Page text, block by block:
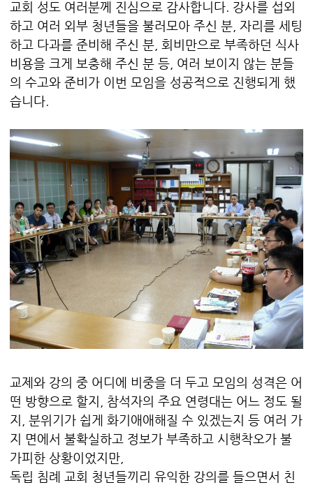
교회 성도 여러분께 진심으로 감사합니다. 강사를 섭외
하고 여러 외부 청년들을 불러모아 주신 분, 자리를 세팅
하고 다과를 준비해 주신 분, 회비만으로 부족하던 식사
비용을 크게 보충해 주신 분 등, 여러 보이지 않는 분들
의 수고와 준비가 이번 모임을 성공적으로 진행되게 했
습니다.
교제와 강의 중 어디에 비중을 더 두고 모임의 성격은 어
떤 방향으로 할지, 참석자의 주요 연령대는 어느 정도 될
지, 분위기가 쉽게 화기애애해질 수 있겠는지 등 여러 가
지 면에서 불확실하고 정보가 부족하고 시행착오가 불
가피한 상황이었지만,
독립 침례 교회 청년들끼리 유익한 강의를 들으면서 친